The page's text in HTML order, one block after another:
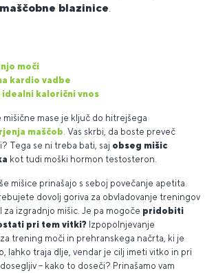
blazinice
moči
kardio vadbe
kalorični vnos
mase je ključ do hitrejšega
maščob . Vas skrbi, da boste preveč
Tega se ni treba bati, saj obseg mišic
kot tudi moški hormon testosteron.
mišice prinašajo s seboj povečanje apetita.
dovolj goriva za obvladovanje treningov
izgradnjo mišic. Je pa mogoče pridobiti
pri tem vitki? Izpopolnjevanje
trening moči in prehranskega načrta, ki je
lahko traja dlje, vendar je cilj imeti vitko in pri
– kako to doseči? Prinašamo vam